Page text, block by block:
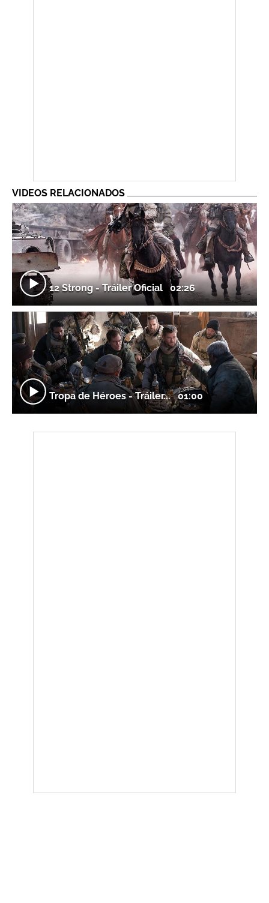
VIDEOS RELACIONADOS
12 Strong - Tráiler Oficial02:26
Tropa de Héroes - Tráiler...01:00